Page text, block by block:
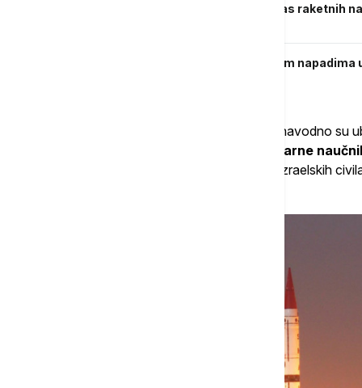
RAT IZRAELA I IRANA Otpočeo novi talas raketnih
Iranski mediji potvrdili da su u izraelskim
U međuvremenu, izraelski napadi na Iran navodno su
nuklearne
pri čemu je potvrđeno da je najmanje pet izraelskih